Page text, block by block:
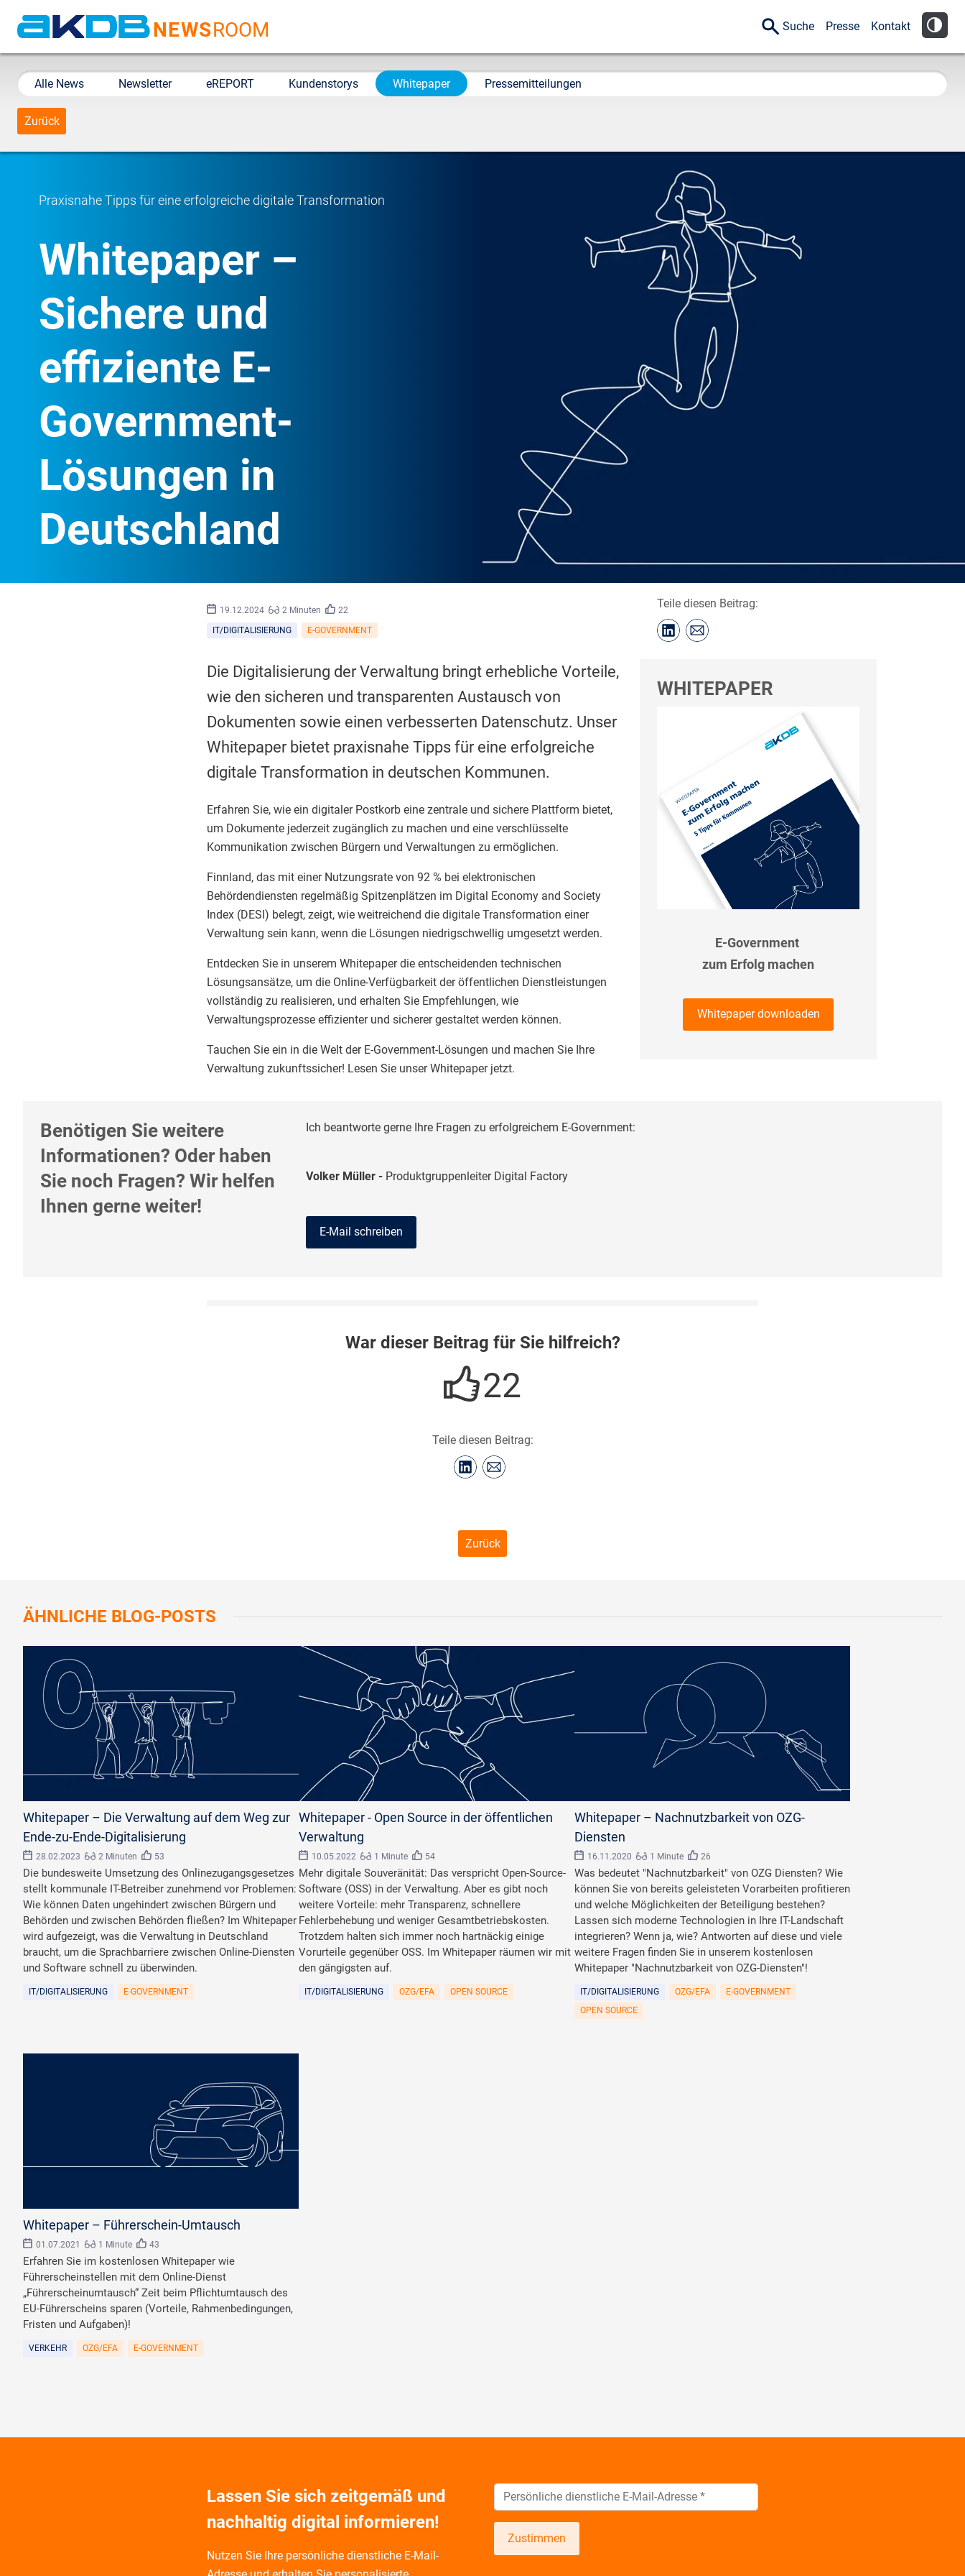
Datenverarbeitung in
NEWSROOM Suche Presse Kontakt
Alle News Newsletter eREPORT Kundenstorys Whitepaper Pressemitteilungen
Zurück
Praxisnahe Tipps für eine erfolgreiche digitale Transformation
Whitepaper –
Sichere und
effiziente E-
Government-
Lösungen in
Deutschland
19.12.2024 2 Minuten
22
IT/DIGITALISIERUNG
E-GOVERNMENT
Teile diesen Beitrag:
WHITEPAPER
E-Government
zum Erfolg machen
Whitepaper downloaden
Die Digitalisierung der Verwaltung bringt erhebliche Vorteile,
wie den sicheren und transparenten Austausch von
Dokumenten sowie einen verbesserten Datenschutz. Unser
Whitepaper bietet praxisnahe Tipps für eine erfolgreiche
digitale Transformation in deutschen Kommunen.
Erfahren Sie, wie ein digitaler Postkorb eine zentrale und sichere Plattform bietet,
um Dokumente jederzeit zugänglich zu machen und eine verschlüsselte
Kommunikation zwischen Bürgern und Verwaltungen zu ermöglichen.
Finnland, das mit einer Nutzungsrate von 92 % bei elektronischen
Behördendiensten regelmäßig Spitzenplätzen im Digital Economy and Society
Index (DESI) belegt, zeigt, wie weitreichend die digitale Transformation einer
Verwaltung sein kann, wenn die Lösungen niedrigschwellig umgesetzt werden.
Entdecken Sie in unserem Whitepaper die entscheidenden technischen
Lösungsansätze, um die Online-Verfügbarkeit der öffentlichen Dienstleistungen
vollständig zu realisieren, und erhalten Sie Empfehlungen, wie
Verwaltungsprozesse effizienter und sicherer gestaltet werden können.
Tauchen Sie ein in die Welt der E-Government-Lösungen und machen Sie Ihre
Verwaltung zukunftssicher! Lesen Sie unser Whitepaper jetzt.
Benötigen Sie weitere
Informationen? Oder haben
Sie noch Fragen? Wir helfen
Ihnen gerne weiter!
Ich beantworte gerne Ihre Fragen zu erfolgreichem E-Government:
Volker Müller - Produktgruppenleiter Digital Factory
E-Mail schreiben
War dieser Beitrag für Sie hilfreich?
22
Teile diesen Beitrag:
Zurück
ÄHNLICHE BLOG-POSTS
Whitepaper – Die Verwaltung auf dem Weg zur
Ende-zu-Ende-Digitalisierung
28.02.2023 2 Minuten 53
Die bundesweite Umsetzung des Onlinezugangsgesetzes
stellt kommunale IT-Betreiber zunehmend vor Problemen:
Wie können Daten ungehindert zwischen Bürgern und
Behörden und zwischen Behörden fließen? Im Whitepaper
wird aufgezeigt, was die Verwaltung in Deutschland
braucht, um die Sprachbarriere zwischen Online-Diensten
und Software schnell zu überwinden.
IT/DIGITALISIERUNG E-GOVERNMENT
Whitepaper - Open Source in der öffentlichen
Verwaltung
10.05.2022 1 Minute 54
Mehr digitale Souveränität: Das verspricht Open-Source-
Software (OSS) in der Verwaltung. Aber es gibt noch
weitere Vorteile: mehr Transparenz, schnellere
Fehlerbehebung und weniger Gesamtbetriebskosten.
Trotzdem halten sich immer noch hartnäckig einige
Vorurteile gegenüber OSS. Im Whitepaper räumen wir mit
den gängigsten auf.
IT/DIGITALISIERUNG OZG/EFA OPEN SOURCE
Whitepaper – Nachnutzbarkeit von OZG-
Diensten
16.11.2020 1 Minute 26
Was bedeutet "Nachnutzbarkeit" von OZG Diensten? Wie
können Sie von bereits geleisteten Vorarbeiten profitieren
und welche Möglichkeiten der Beteiligung bestehen?
Lassen sich moderne Technologien in Ihre IT-Landschaft
integrieren? Wenn ja, wie? Antworten auf diese und viele
weitere Fragen finden Sie in unserem kostenlosen
Whitepaper "Nachnutzbarkeit von OZG-Diensten"!
IT/DIGITALISIERUNG OZG/EFA
E-GOVERNMENT
OPEN SOURCE
Whitepaper – Führerschein-Umtausch
01.07.2021 1 Minute 43
Erfahren Sie im kostenlosen Whitepaper wie
Führerscheinstellen mit dem Online-Dienst
„Führerscheinumtausch“ Zeit beim Pflichtumtausch des
EU-Führerscheins sparen (Vorteile, Rahmenbedingungen,
Fristen und Aufgaben)!
VERKEHR OZG/EFA E-GOVERNMENT
Lassen Sie sich zeitgemäß und
nachhaltig digital informieren!
Nutzen Sie Ihre persönliche dienstliche E-Mail-
Zustimmen